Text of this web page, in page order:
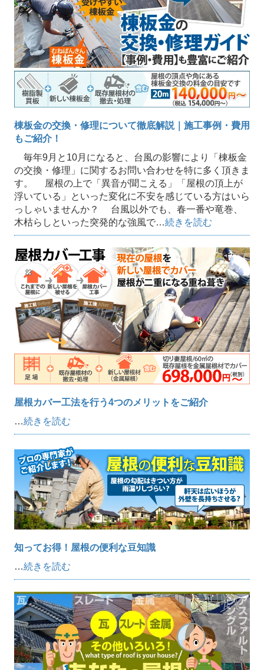
棟板金の交換・修理について徹底解説｜施工事例・費用
もご紹介！
毎年9月と10月になると、台風の影響により「棟板金
の交換・修理」に関するお問い合わせを特に多く頂きま
す。 屋根の上で「異音が聞こえる」「屋根の頂上が
浮いている」といった変化に不安を感じている方はいら
っしゃいませんか？ 台風以外でも、春一番や竜巻、
木枯らしといった突発的な強風で…続きを読む
屋根カバー工法を行う4つのメリットをご紹介
…続きを読む
知ってお得！屋根の便利な豆知識
…続きを読む